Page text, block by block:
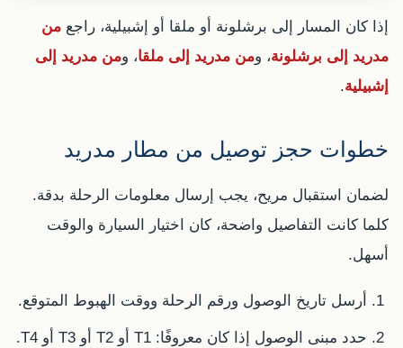
إذا كان المسار إلى برشلونة أو ملقا أو إشبيلية، راجع من
مدريد إلى برشلونة، ومن مدريد إلى ملقا، ومن مدريد إلى
إشبيلية.
خطوات حجز توصيل من مطار مدريد
لضمان استقبال مريح، يجب إرسال معلومات الرحلة بدقة.
كلما كانت التفاصيل واضحة، كان اختيار السيارة والوقت
أسهل.
أرسل تاريخ الوصول ورقم الرحلة ووقت الهبوط المتوقع.
حدد مبنى الوصول إذا كان معروفًا: T1 أو T2 أو T3 أو T4.